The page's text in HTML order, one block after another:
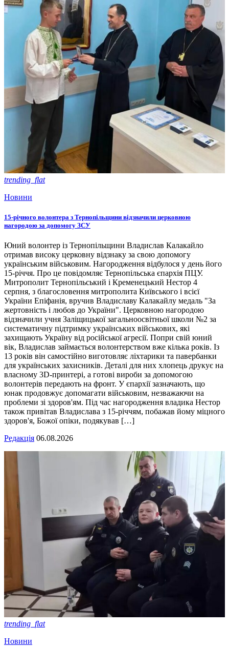
trending_flat
Новини
15-річного волонтера з Тернопільщини відзначили церковною
нагородою за допомогу ЗСУ
Юний волонтер із Тернопільщини Владислав Калакайло
отримав високу церковну відзнаку за свою допомогу
українським військовим. Нагородження відбулося у день його
15-річчя. Про це повідомляє Тернопільська єпархія ПЦУ.
Митрополит Тернопільський і Кременецький Нестор 4
серпня, з благословення митрополита Київського і всієї
України Епіфанія, вручив Владиславу Калакайлу медаль "За
жертовність і любов до України". Церковною нагородою
відзначили учня Заліщицької загальноосвітньої школи №2 за
систематичну підтримку українських військових, які
захищають Україну від російської агресії. Попри свій юний
вік, Владислав займається волонтерством вже кілька років. Із
13 років він самостійно виготовляє ліхтарики та павербанки
для українських захисників. Деталі для них хлопець друкує на
власному 3D-принтері, а готові вироби за допомогою
волонтерів передають на фронт. У єпархії зазначають, що
юнак продовжує допомагати військовим, незважаючи на
проблеми зі здоров'ям. Під час нагородження владика Нестор
також привітав Владислава з 15-річчям, побажав йому міцного
здоров'я, Божої опіки, подякував […]
Редакція 06.08.2026
trending_flat
Новини